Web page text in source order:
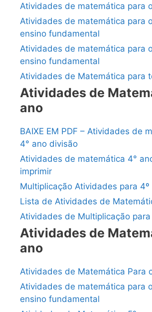
Atividades de matemática para
Atividades de matemática para
ensino fundamental
Atividades de matemática para
ensino fundamental
Atividades de Matemática para
Atividades de
ano
BAIXE EM PDF – Atividades de
4° ano divisão
Atividades de matemática 4°
imprimir
Multiplicação Atividades para 4º
Lista de Atividades de
Atividades de Multiplicação
Atividades de
ano
Atividades de Matemática Para
Atividades de matemática para
ensino fundamental